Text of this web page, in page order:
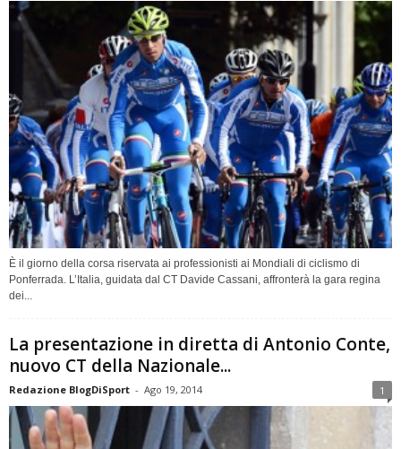
È il giorno della corsa riservata ai professionisti ai Mondiali di ciclismo di
Ponferrada. L’Italia, guidata dal CT Davide Cassani, affronterà la gara regina
dei...
La presentazione in diretta di Antonio Conte,
nuovo CT della Nazionale...
Redazione BlogDiSport - Ago 19, 2014 1